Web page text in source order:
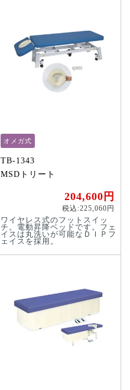
オメガ式
TB-1343
MSDトリート
204,600円
税込:225,060円
ワイヤレス式のフットスイッ
チ。電動昇降ベッドです。フェ
イスは丸洗いが可能なＤＩＰフ
ェイスを採用。